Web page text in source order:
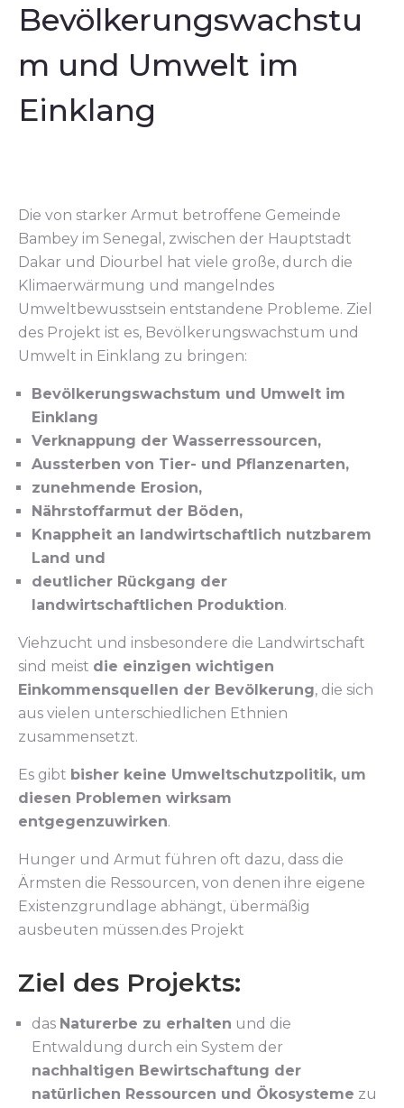
Bevölkerungswachstu
m und Umwelt im
Einklang
Die von starker Armut betroffene Gemeinde
Bambey im Senegal, zwischen der Hauptstadt
Dakar und Diourbel hat viele große, durch die
Klimaerwärmung und mangelndes
Umweltbewusstsein entstandene Probleme. Ziel
des Projekt ist es, Bevölkerungswachstum und
Umwelt in Einklang zu bringen:
Bevölkerungswachstum und Umwelt im
Einklang
Verknappung der Wasserressourcen,
Aussterben von Tier- und Pflanzenarten,
zunehmende Erosion,
Nährstoffarmut der Böden,
Knappheit an landwirtschaftlich nutzbarem
Land und
deutlicher Rückgang der
landwirtschaftlichen Produktion.
Viehzucht und insbesondere die Landwirtschaft
sind meist die einzigen wichtigen
Einkommensquellen der Bevölkerung, die sich
aus vielen unterschiedlichen Ethnien
zusammensetzt.
Es gibt bisher keine Umweltschutzpolitik, um
diesen Problemen wirksam
entgegenzuwirken.
Hunger und Armut führen oft dazu, dass die
Ärmsten die Ressourcen, von denen ihre eigene
Existenzgrundlage abhängt, übermäßig
ausbeuten müssen.des Projekt
Ziel des Projekts:
das Naturerbe zu erhalten und die
Entwaldung durch ein System der
nachhaltigen Bewirtschaftung der
natürlichen Ressourcen und Ökosysteme zu